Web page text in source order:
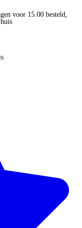
voor 15.00 besteld,